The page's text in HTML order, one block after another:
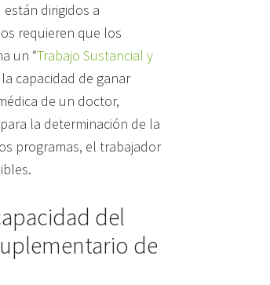
están dirigidos a
requieren que los
un “Trabajo Sustancial y
capacidad de ganar
de un doctor,
la determinación de la
programas, el trabajador
del
de